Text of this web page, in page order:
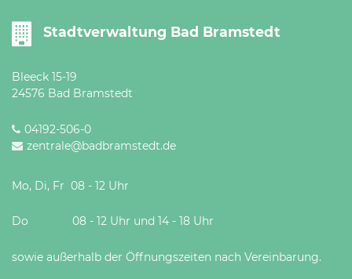
Stadtverwaltung Bad Bramstedt
Bleeck 15-19
24576 Bad Bramstedt
04192-506-0
zentrale@badbramstedt.de
Mo, Di, Fr 08 - 12 Uhr
Do 08 - 12 Uhr und 14 - 18 Uhr
sowie außerhalb der Öffnungszeiten nach Vereinbarung.